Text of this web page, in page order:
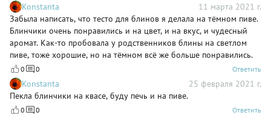
Konstanta
11 марта 2021 г.
Забыла написать, что тесто для блинов я делала на тёмном пиве.
Блинчики очень понравились и на цвет, и на вкус, и чудесный
аромат. Как-то пробовала у родственников блины на светлом
пиве, тоже хорошие, но на тёмном всё же больше понравились.
0 0 Ответить
Konstanta
25 февраля 2021 г.
Пекла блинчики на квасе, буду печь и на пиве.
0 0 Ответить